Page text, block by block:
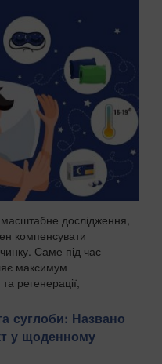
Патріоти України.
з...
дослідження,
компенсувати
Саме під час
максимум
регенерації,
суглоби: Названо
у щоденному